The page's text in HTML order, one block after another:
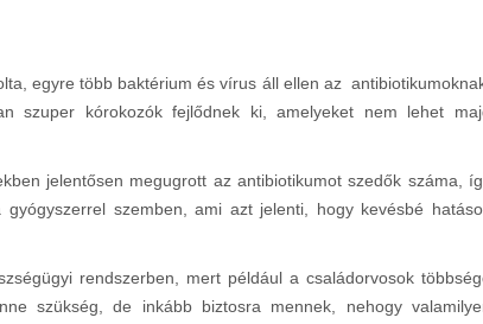
egyre több baktérium és vírus áll ellen az
szuper kórokozók fejlődnek ki, amelyeket nem lehet
jelentősen megugrott az antibiotikumot szedők száma,
szemben, ami azt jelenti, hogy kevésbé
rendszerben, mert például a családorvosok
szükség, de inkább biztosra mennek, nehogy